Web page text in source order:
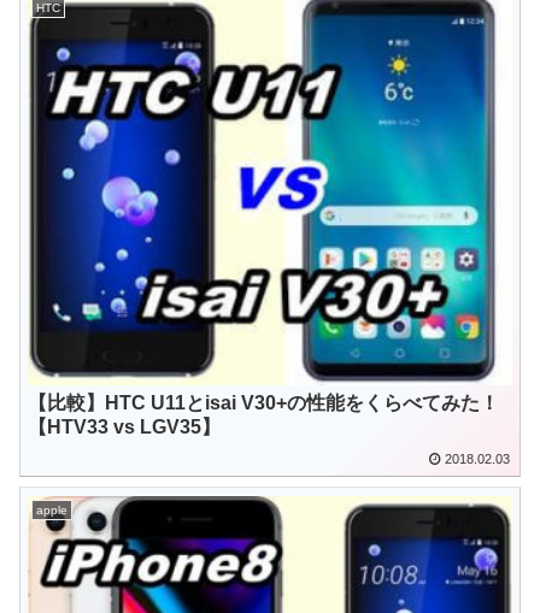
HTC
【比較】HTC U11とisai V30+の性能をくらべてみた！
【HTV33 vs LGV35】
2018.02.03
apple